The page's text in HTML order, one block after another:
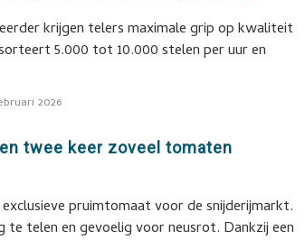
krijgen telers maximale grip op kwaliteit
5.000 tot 10.000 stelen per uur en
2026
twee keer zoveel tomaten
pruimtomaat voor de snijderijmarkt.
te telen en gevoelig voor neusrot. Dankzij een